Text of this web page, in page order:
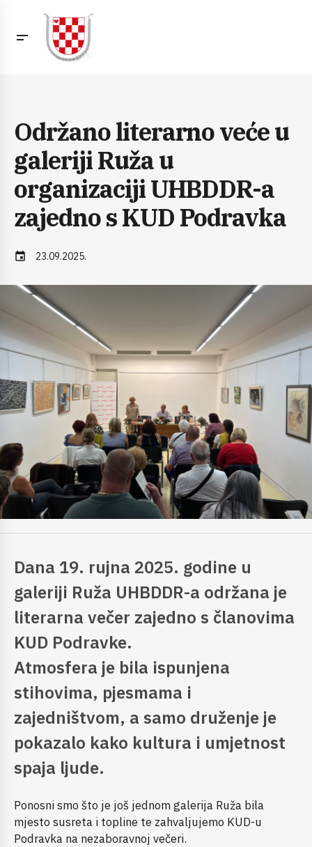
Održano literarno veće u
galeriji Ruža u
organizaciji UHBDDR-a
zajedno s KUD Podravka
event 23.09.2025.
Dana 19. rujna 2025. godine u
galeriji Ruža UHBDDR-a održana je
literarna večer zajedno s članovima
KUD Podravke.
Atmosfera je bila ispunjena
stihovima, pjesmama i
zajedništvom, a samo druženje je
pokazalo kako kultura i umjetnost
spaja ljude.
Ponosni smo što je još jednom galerija Ruža bila
mjesto susreta i topline te zahvaljujemo KUD-u
Podravka na nezaboravnoj večeri.